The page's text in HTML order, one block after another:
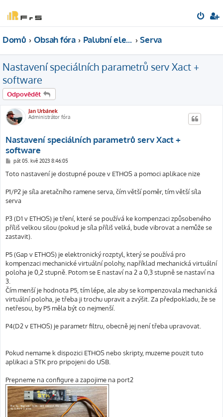
Domů Obsah fóra Palubní elektronika Serva
Nastavení speciálních parametrů serv Xact +
software
Odpovědět
Jan Urbánek
Administrátor fóra
Nastavení speciálních parametrů serv Xact +
software
P
í
s
ě
v
e
pát 05. kvě 2023 8:46:05
Toto nastavení je dostupné pouze v ETHOS a pomoci aplikace nize
P1/P2 je síla aretačního ramene serva, čím větší poměr, tím větší síla
serva
P3 (D1 v ETHOS) je tření, které se používá ke kompenzaci způsobeného
příliš velkou silou (pokud je síla příliš velká, bude vibrovat a nemůže se
zastavit).
P5 (Gap v ETHOS) je elektronický rozptyl, který se používá pro
kompenzaci mechanické virtuální polohy, například mechanická virtuální
poloha je 0,2 stupně. Potom se E nastaví na 2 a 0,3 stupně se nastaví na
3.
Čím menší je hodnota P5, tím lépe, ale aby se kompenzovala mechanická
virtuální poloha, je třeba ji trochu upravit a zvýšit. Za předpokladu, že se
netřesou, by P5 měla být co nejmenší.
P4(D2 v ETHOS) je parametr filtru, obecně jej není třeba upravovat.
Pokud nemame k dispozici ETHOS nebo skripty, muzeme pouzit tuto
aplikaci a STK pro pripojeni do USB.
Prepneme na configure a zapojime na port2